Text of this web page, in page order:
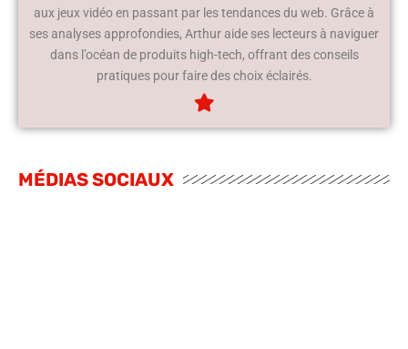
aux jeux vidéo en passant par les tendances du web. Grâce à
ses analyses approfondies, Arthur aide ses lecteurs à naviguer
dans l’océan de produits high-tech, offrant des conseils
pratiques pour faire des choix éclairés.
MÉDIAS SOCIAUX